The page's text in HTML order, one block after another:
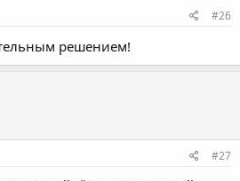
#26
решением!
#27